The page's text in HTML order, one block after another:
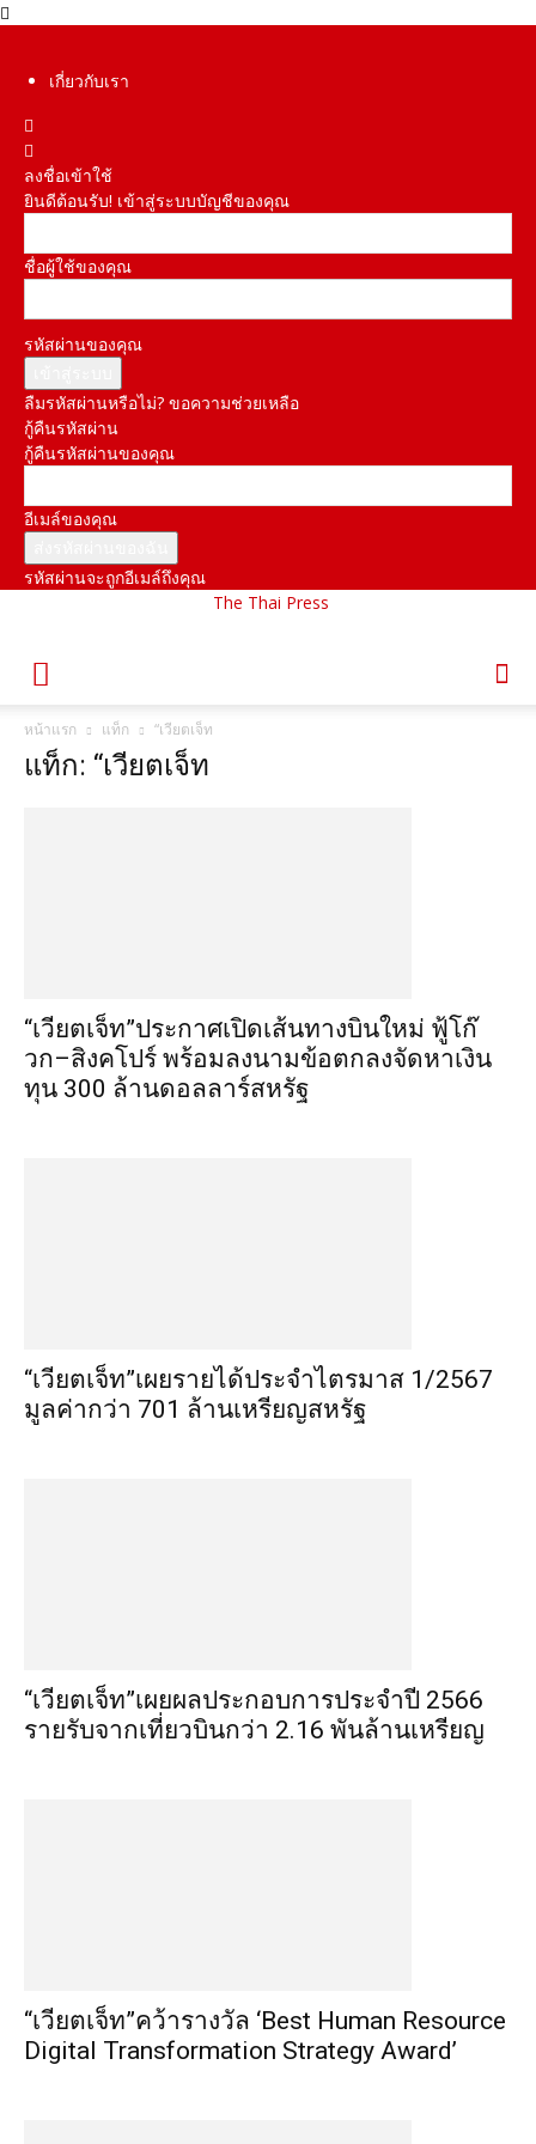
เกี่ยวกับเรา
ลงชื่อเข้าใช้
ยินดีต้อนรับ! เข้าสู่ระบบบัญชีของคุณ
ชื่อผู้ใช้ของคุณ
รหัสผ่านของคุณ
ลืมรหัสผ่านหรือไม่? ขอความช่วยเหลือ
กู้คืนรหัสผ่าน
กู้คืนรหัสผ่านของคุณ
อีเมล์ของคุณ
รหัสผ่านจะถูกอีเมล์ถึงคุณ
The Thai Press
หน้าแรก แท็ก “เวียตเจ็ท
แท็ก: “เวียตเจ็ท
“เวียตเจ็ท”ประกาศเปิดเส้นทางบินใหม่ ฟู้โก๊
วก–สิงคโปร์ พร้อมลงนามข้อตกลงจัดหาเงิน
ทุน 300 ล้านดอลลาร์สหรัฐ
“เวียตเจ็ท”เผยรายได้ประจำไตรมาส 1/2567
มูลค่ากว่า 701 ล้านเหรียญสหรัฐ
“เวียตเจ็ท”เผยผลประกอบการประจำปี 2566
รายรับจากเที่ยวบินกว่า 2.16 พันล้านเหรียญ
“เวียตเจ็ท”คว้ารางวัล ‘Best Human Resource
Digital Transformation Strategy Award’